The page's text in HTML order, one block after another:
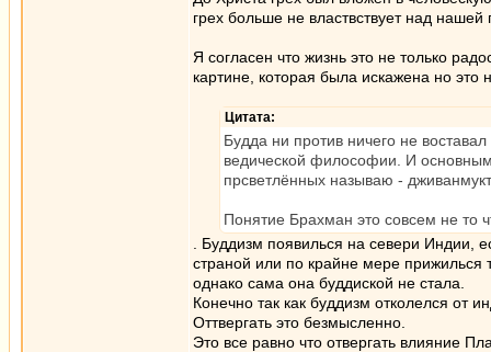
грех больше не властвствует над
Я согласен что жизнь это не только
картине, которая была искажена но это
Цитата:
Будда ни против ничего не
ведической философии. И
прсветлённых называю -
Понятие Брахман это совсем не то
. Буддизм появилься на севери Индии,
страной или по крайне мере прижилься
однако сама она буддиской не стала.
Конечно так как буддизм отколелся от
Оттвергать это безмысленно.
Это все равно что отвергать влияние